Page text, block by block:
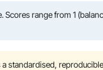
Scores range from 1
standardised,